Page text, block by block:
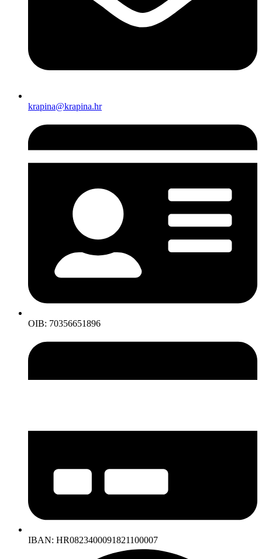
krapina@krapina.hr
OIB: 70356651896
IBAN: HR0823400091821100007